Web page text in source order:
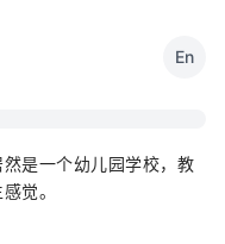
En
是一个幼儿园学校，教
觉。